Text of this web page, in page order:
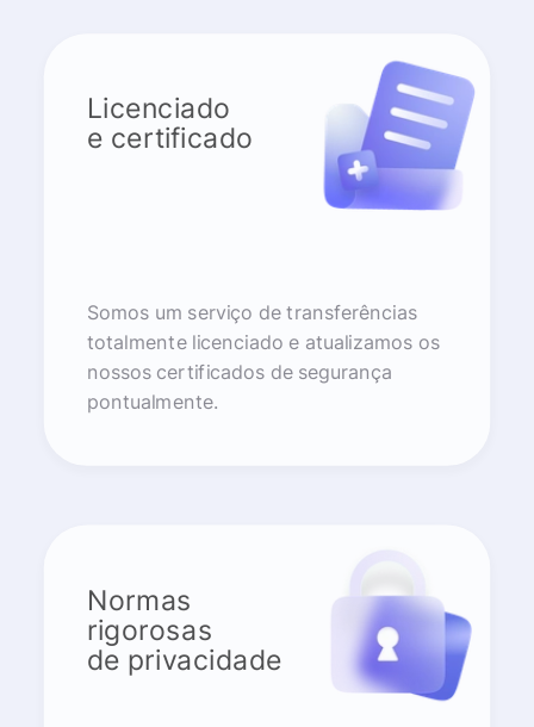
Licenciado
e certificado
Somos um serviço de transferências
totalmente licenciado e atualizamos os
nossos certificados de segurança
pontualmente.
Normas
rigorosas
de privacidade